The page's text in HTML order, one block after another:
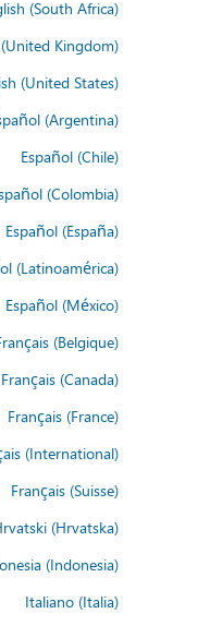
(South Africa)
Kingdom)
(United States)
(Argentina)
Español (Chile)
(Colombia)
Español (España)
(Latinoamérica)
Español (México)
(Belgique)
Français (Canada)
Français (France)
(International)
Français (Suisse)
(Hrvatska)
(Indonesia)
Italiano (Italia)